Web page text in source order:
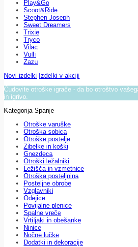
Play&Go
Scoot&Ride
Stephen Joseph
Sweet Dreamers
Trixie
Tryco
Vilac
Vulli
Zazu
Novi izdelki Izdelki v akciji
Čudovite otroške igrače - da bo otroštvo
in igrivo.
Kategorija Spanje
Otroške varuške
Otroška sobica
Otroške postelje
Zibelke in koški
Gnezdeca
Otroški ležalniki
Ležišča in vzmetnice
Otroška posteljnina
Posteljne obrobe
Vzglavniki
Odejice
Povijalne plenice
Spalne vreče
Vrtiljaki in obešanke
Ninice
Nočne lučke
Dodatki in dekoracije